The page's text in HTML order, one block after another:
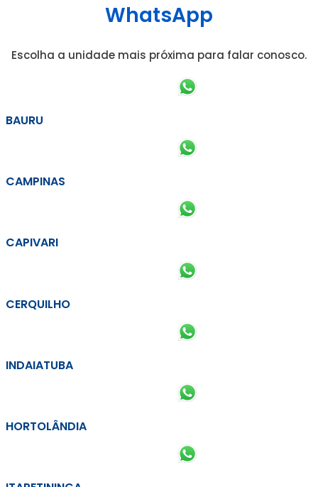
WhatsApp
Escolha a unidade mais próxima para falar conosco.
BAURU
CAMPINAS
CAPIVARI
CERQUILHO
INDAIATUBA
HORTOLÂNDIA